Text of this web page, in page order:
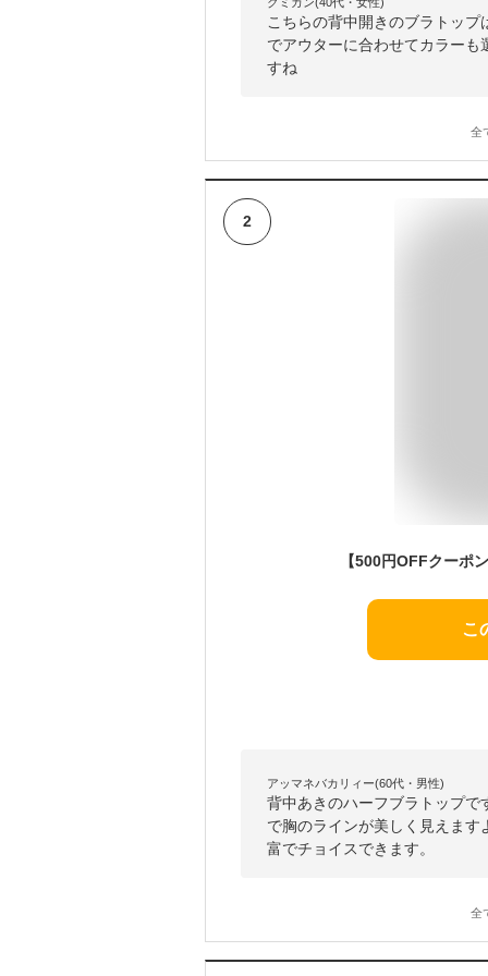
こちらの背中開きのブラトッ
でアウターに合わせてカラー
すね
全
2
こ
アッマネバカリィー(60代・男性)
背中あきのハーフブラトップ
で胸のラインが美しく見えま
富でチョイスできます。
全